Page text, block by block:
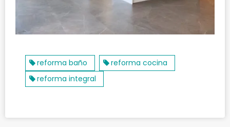
reforma baño
reforma cocina
reforma integral